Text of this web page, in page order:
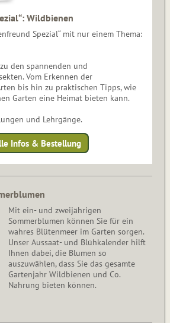
Wildbienen
Spezial“ mit nur einem Thema:
den spannenden und
Vom Erkennen der
bis hin zu praktischen Tipps, wie
Garten eine Heimat bieten kann.
und Lehrgänge.
Infos & Bestellung
Mit ein- und zweijährigen
Sommerblumen können Sie für ein
wahres Blütenmeer im Garten sorgen.
Unser Aussaat- und Blühkalender hilft
Ihnen dabei, die Blumen so
auszuwählen, dass Sie das gesamte
Gartenjahr Wildbienen und Co.
Nahrung bieten können.